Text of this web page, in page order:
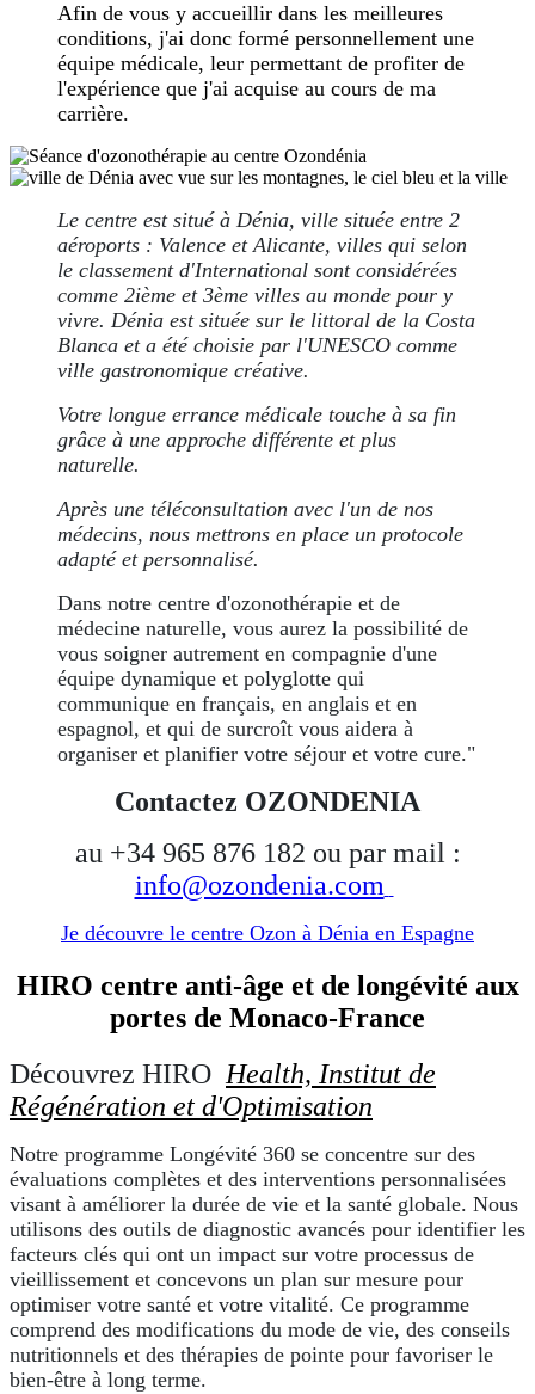
Afin de vous y accueillir dans les meilleures
conditions, j'ai donc formé personnellement une
équipe médicale, leur permettant de profiter de
l'expérience que j'ai acquise au cours de ma
carrière.
Le centre est situé à Dénia, ville située entre 2
aéroports : Valence et Alicante, villes qui selon
le classement d'International sont considérées
comme 2ième et 3ème villes au monde pour y
vivre. Dénia est située sur le littoral de la Costa
Blanca et a été choisie par l'UNESCO comme
ville gastronomique créative.
Votre longue errance médicale touche à sa fin
grâce à une approche différente et plus
naturelle.
Après une téléconsultation avec l'un de nos
médecins, nous mettrons en place un protocole
adapté et personnalisé.
Dans notre centre d'ozonothérapie et de
médecine naturelle, vous aurez la possibilité de
vous soigner autrement en compagnie d'une
équipe dynamique et polyglotte qui
communique en français, en anglais et en
espagnol, et qui de surcroît vous aidera à
organiser et planifier votre séjour et votre cure."
Contactez OZONDENIA
au +34 965 876 ​​182 ou par mail :
info@ozondenia.com
Je découvre le centre Ozon à Dénia en Espagne
HIRO centre anti-âge et de longévité aux
portes de Monaco-France
Découvrez HIRO Health, Institut de
Régénération et d'Optimisation
Notre programme Longévité 360 se concentre sur des
évaluations complètes et des interventions personnalisées
visant à améliorer la durée de vie et la santé globale. Nous
utilisons des outils de diagnostic avancés pour identifier les
facteurs clés qui ont un impact sur votre processus de
vieillissement et concevons un plan sur mesure pour
optimiser votre santé et votre vitalité. Ce programme
comprend des modifications du mode de vie, des conseils
nutritionnels et des thérapies de pointe pour favoriser le
bien-être à long terme.